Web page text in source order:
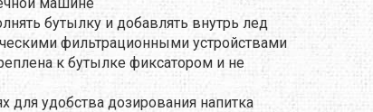
MTDE
MOUNTAIN EQUIPMENT
ONLY HOT
бутылку и добавлять внутрь лед
фильтрационными устройствами
к бутылке фиксатором и не
удобства дозирования напитка